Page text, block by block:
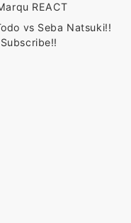
REACT
vs Seba Natsuki!!